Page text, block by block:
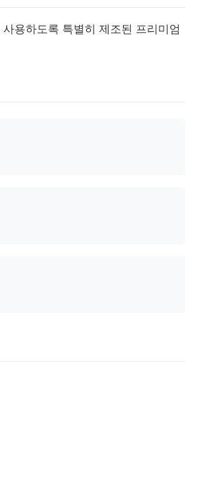
용하도록 특별히 제조된 프리미엄